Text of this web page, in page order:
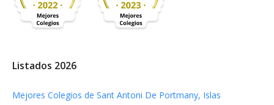
Listados 2026
Mejores Colegios de Sant Antoni De Portmany, Islas